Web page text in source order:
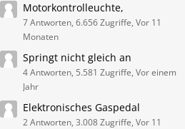
Motorkontrolleuchte,
7 Antworten, 6.656 Zugriffe, Vor 11
Monaten
Springt nicht gleich an
4 Antworten, 5.581 Zugriffe, Vor einem
Jahr
Elektronisches Gaspedal
2 Antworten, 3.008 Zugriffe, Vor 11